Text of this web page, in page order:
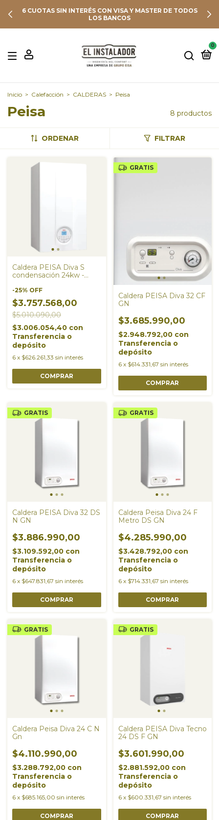
6 CUOTAS SIN INTERÉS CON VISA Y MASTER DE TODOS
LOS BANCOS
0
Inicio > Calefacción > CALDERAS > Peisa
Peisa 8 productos
ORDENAR FILTRAR
Caldera PEISA Diva S
condensación 24kw -
| Oportunidad
-25% OFF
$3.757.568,00
$5.010.090,00
$3.006.054,40 con
Transferencia o
depósito
6 x $626.261,33 sin interés
GRATIS
Caldera PEISA Diva 32 CF
GN
$3.685.990,00
$2.948.792,00 con
Transferencia o
depósito
6 x $614.331,67 sin interés
GRATIS
Caldera PEISA Diva 32 DS
N GN
$3.886.990,00
$3.109.592,00 con
Transferencia o
depósito
6 x $647.831,67 sin interés
GRATIS
Caldera Peisa Diva 24 F
Metro DS GN
$4.285.990,00
$3.428.792,00 con
Transferencia o
depósito
6 x $714.331,67 sin interés
GRATIS
Caldera Peisa Diva 24 C N
Gn
$4.110.990,00
$3.288.792,00 con
Transferencia o
depósito
6 x $685.165,00 sin interés
GRATIS
Caldera PEISA Diva Tecno
24 DS F GN
$3.601.990,00
$2.881.592,00 con
Transferencia o
depósito
6 x $600.331,67 sin interés